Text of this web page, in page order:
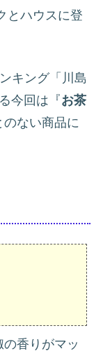
とハウスに登
キング「川島
今回は『お茶
ない商品に
香りがマッ